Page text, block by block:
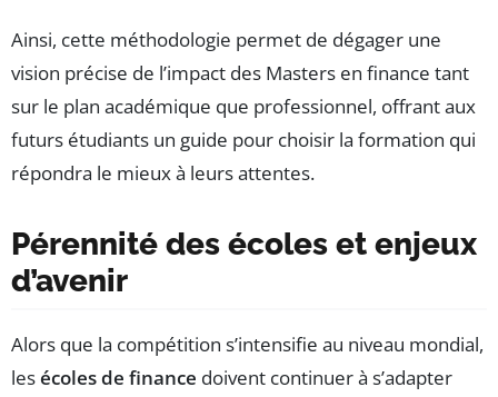
Ainsi, cette méthodologie permet de dégager une
vision précise de l’impact des Masters en finance tant
sur le plan académique que professionnel, offrant aux
futurs étudiants un guide pour choisir la formation qui
répondra le mieux à leurs attentes.
Pérennité des écoles et enjeux
d’avenir
Alors que la compétition s’intensifie au niveau mondial,
lesécoles de finance doivent continuer à s’adapter